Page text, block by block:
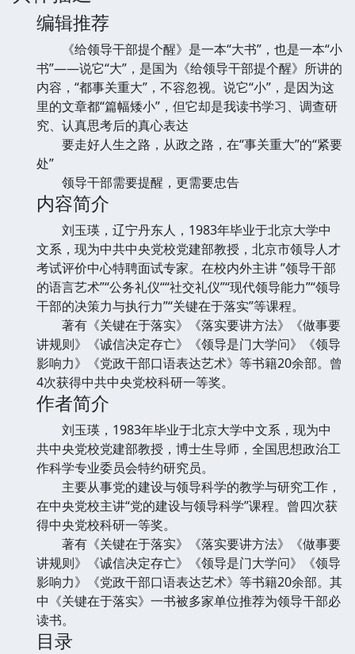
编辑推荐
《给领导干部提个醒》是一本“大书”，也是一本“小
书”——说它“大”，是国为《给领导干部提个醒》所讲的
内容，“都事关重大”，不容忽视。说它“小”，是因为这
里的文章都“篇幅矮小”，但它却是我读书学习、调查研
究、认真思考后的真心表达
要走好人生之路，从政之路，在“事关重大”的“紧要
处”
领导干部需要提醒，更需要忠告
内容简介
刘玉瑛，辽宁丹东人，1983年毕业于北京大学中
文系，现为中共中央党校党建部教授，北京市领导人才
考试评价中心特聘面试专家。在校内外主讲 ”领导干部
的语言艺术”“公务礼仪““社交礼仪”“现代领导能力”“领导
干部的决策力与执行力”“关键在于落实”等课程。
著有《关键在于落实》《落实要讲方法》《做事要
讲规则》《诚信决定存亡》《领导是门大学问》《领导
影响力》《党政干部口语表达艺术》等书籍20余部。曾
4次获得中共中央党校科研一等奖。
作者简介
刘玉瑛，1983年毕业于北京大学中文系，现为中
共中央党校党建部教授，博士生导师，全国思想政治工
作科学专业委员会特约研究员。
主要从事党的建设与领导科学的教学与研究工作，
在中央党校主讲“党的建设与领导科学”课程。曾四次获
得中央党校科研一等奖。
著有《关键在于落实》《落实要讲方法》《做事要
讲规则》《诚信决定存亡》《领导是门大学问》《领导
影响力》《党政干部口语表达艺术》等书籍20余部。其
中《关键在于落实》一书被多家单位推荐为领导干部必
读书。
目录